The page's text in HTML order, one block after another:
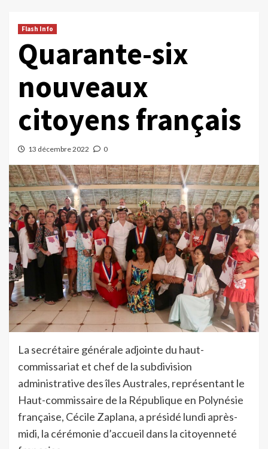
Flash Info
Quarante-six
nouveaux
citoyens français
13 décembre 2022 0
La secrétaire générale adjointe du haut-
commissariat et chef de la subdivision
administrative des îles Australes, représentant le
Haut-commissaire de la République en Polynésie
française, Cécile Zaplana, a présidé lundi après-
midi, la cérémonie d’accueil dans la citoyenneté